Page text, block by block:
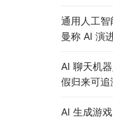
通用人工
曼称 AI 演
AI 聊天机
假归来可
AI 生成游